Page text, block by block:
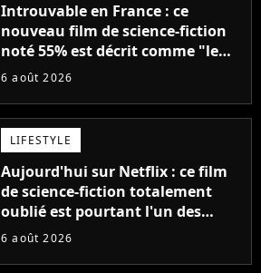
Introuvable en France : ce
nouveau film de science-fiction
noté 55% est décrit comme "le
plus stupide de l'année"
6 août 2026
LIFESTYLE
Aujourd'hui sur Netflix : ce film
de science-fiction totalement
oublié est pourtant l'un des
meilleurs des années 2010
6 août 2026